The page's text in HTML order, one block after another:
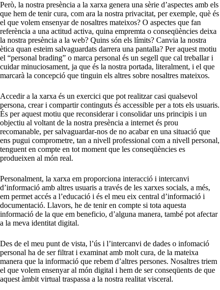
Però, la nostra presència a la xarxa genera una sèrie d’aspectes amb els
que hem de tenir cura, com ara la nostra privacitat, per exemple, què és
el que volem ensenyar de nosaltres mateixos? O aspectes que fan
referència a una actitud activa, quina empremta o conseqüències deixa
la nostra presència a la web? Quins són els límits? Canvia la nostra
ètica quan esteim salvaguardats darrera una pantalla? Per aquest motiu
el “personal brading” o marca personal és un segell que cal treballar i
cuidar minuciosament, ja que és la nostra portada, literalment, i el que
marcarà la concepció que tinguin els altres sobre nosaltres mateixos.
Accedir a la xarxa és un exercici que pot realitzar casi qualsevol
persona, crear i compartir continguts és accessible per a tots els usuaris.
És per aquest motiu que reconsiderar i consolidar uns principis i un
objectiu al voltant de la nostra presència a internet és prou
recomanable, per salvaguardar-nos de no acabar en una situació que
ens pugui comprometre, tan a nivell professional com a nivell personal,
tenguent en compte en tot moment que les conseqüències es
produeixen al món real.
Personalment, la xarxa em proporciona interacció i intercanvi
d’informació amb altres usuaris a través de les xarxes socials, a més,
em permet accés a l’educació i és el meu eix central d’informació i
documentació. Llavors, he de tenir en compte si tota aquesta
informació de la que em beneficio, d’alguna manera, també pot afectar
a la meva identitat digital.
Des de el meu punt de vista, l’ús i l’intercanvi de dades o infomació
personal ha de ser filtrat i examinat amb molt cura, de la mateixa
manera que la informació que rebem d’altres persones. Nosaltres triem
el que volem ensenyar al món digital i hem de ser conseqüents de que
aquest àmbit virtual traspassa a la nostra realitat visceral.